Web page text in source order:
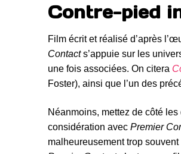
Contre-pied
Film écrit et réalisé d’après
Contacts’appuie sur les
une fois associées. On citera
Foster), ainsi que l’un des
Néanmoins, mettez de côté
considération avec Premier
malheureusement trop